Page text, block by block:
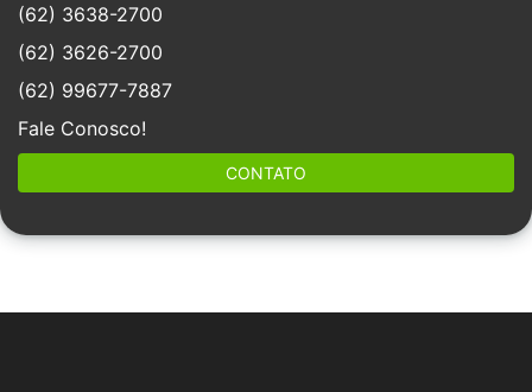
(62) 3638-2700
(62) 3626-2700
(62) 99677-7887
Fale Conosco!
CONTATO